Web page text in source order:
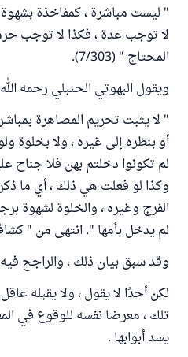
" ليست مباشرة ، كمفاخذة بشهوة
لا توجب عدة ، فكذا لا توجب
المحتاج " (7/303).
ويقول البهوتي الحنبلي رحمه
" لا يثبت تحريم المصاهرة
أو بنظره إلى غيره ، ولا بخلوة
لم تكونوا دخلتم بهن فلا جناح
وكذا لو فعلت هي ذلك ، أي ما
الفرج وغيره ، والخلوة لشهوة
لم يدخل بأمها ". انتهى من " كشاف
وقد سبق بيان ذلك ، والراجح
لكن أحدًا لا يقول ، ولا يقبله
تلك ، معرضا نفسه للوقوع في
يسد أبوابها .